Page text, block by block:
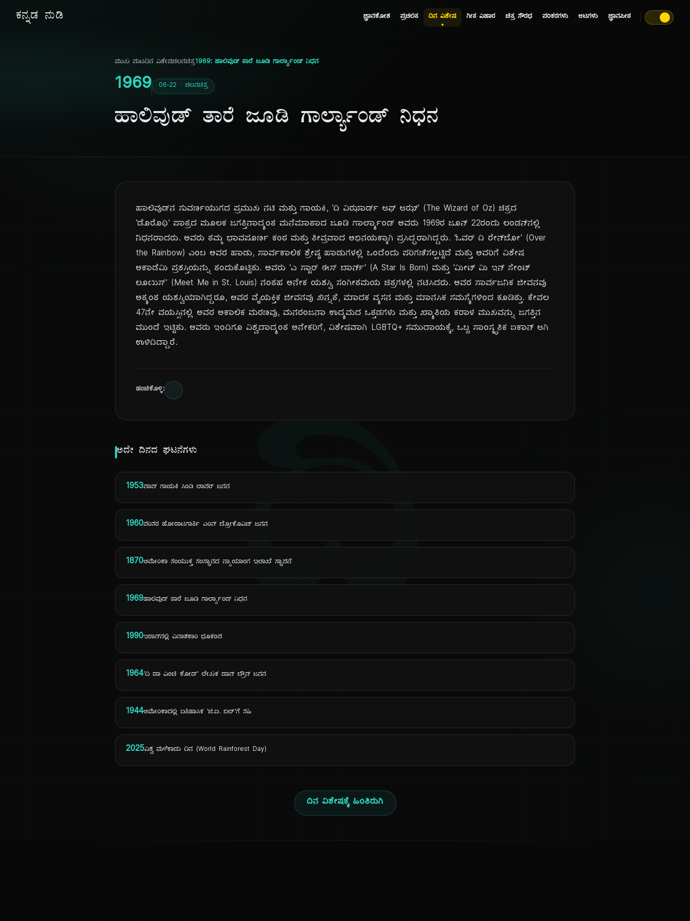
ಕನ್ನಡ ನುಡಿ ಜ್ಞಾನಕೋಶ ಪ್ರಚಲಿತ ದಿನ ವಿಶೇಷ ಗೀತ ವಿಹಾರ ಚಿತ್ರ ಸೌರಭ ಪರಿಕರಗಳು ಆಟಗಳು ಜ್ಞಾನಪೀಠ
ದಿ
ಮುಖ ಪುಟದಿನ ವಿಶೇಷಚಲನಚಿತ್ರ1969: ಹಾಲಿವುಡ್ ತಾರೆ ಜೂಡಿ ಗಾರ್ಲ್ಯಾಂಡ್ ನಿಧನ
1969 06-22 · ಚಲನಚಿತ್ರ
ಹಾಲಿವುಡ್ ತಾರೆ ಜೂಡಿ ಗಾರ್ಲ್ಯಾಂಡ್ ನಿಧನ
ಹಾಲಿವುಡ್‌ನ ಸುವರ್ಣಯುಗದ ಪ್ರಮುಖ ನಟಿ ಮತ್ತು ಗಾಯಕಿ, 'ದಿ ವಿಝಾರ್ಡ್ ಆಫ್ ಆಝ್' (The Wizard of Oz) ಚಿತ್ರದ
'ಡೊರೊಥಿ' ಪಾತ್ರದ ಮೂಲಕ ಜಗತ್ತಿನಾದ್ಯಂತ ಮನೆಮಾತಾದ ಜೂಡಿ ಗಾರ್ಲ್ಯಾಂಡ್ ಅವರು 1969ರ ಜೂನ್ 22ರಂದು ಲಂಡನ್‌ನಲ್ಲಿ
ನಿಧನರಾದರು. ಅವರು ತಮ್ಮ ಭಾವಪೂರ್ಣ ಕಂಠ ಮತ್ತು ತೀವ್ರವಾದ ಅಭಿನಯಕ್ಕಾಗಿ ಪ್ರಸಿದ್ಧರಾಗಿದ್ದರು. 'ಓವರ್ ದಿ ರೇನ್‌ಬೋ' (Over
the Rainbow) ಎಂಬ ಅವರ ಹಾಡು, ಸಾರ್ವಕಾಲಿಕ ಶ್ರೇಷ್ಠ ಹಾಡುಗಳಲ್ಲಿ ಒಂದೆಂದು ಪರಿಗಣಿಸಲ್ಪಟ್ಟಿದೆ ಮತ್ತು ಅವರಿಗೆ ವಿಶೇಷ
ಅಕಾಡೆಮಿ ಪ್ರಶಸ್ತಿಯನ್ನು ತಂದುಕೊಟ್ಟಿತು. ಅವರು 'ಎ ಸ್ಟಾರ್ ಈಸ್ ಬಾರ್ನ್' (A Star Is Born) ಮತ್ತು 'ಮೀಟ್ ಮಿ ಇನ್ ಸೇಂಟ್
ಲೂಯಿಸ್' (Meet Me in St. Louis) ನಂತಹ ಅನೇಕ ಯಶಸ್ವಿ ಸಂಗೀತಮಯ ಚಿತ್ರಗಳಲ್ಲಿ ನಟಿಸಿದರು. ಅವರ ಸಾರ್ವಜನಿಕ ಜೀವನವು
ಅತ್ಯಂತ ಯಶಸ್ವಿಯಾಗಿದ್ದರೂ, ಅವರ ವೈಯಕ್ತಿಕ ಜೀವನವು ಖಿನ್ನತೆ, ಮಾದಕ ವ್ಯಸನ ಮತ್ತು ಮಾನಸಿಕ ಸಮಸ್ಯೆಗಳಿಂದ ಕೂಡಿತ್ತು. ಕೇವಲ
47ನೇ ವಯಸ್ಸಿನಲ್ಲಿ ಅವರ ಅಕಾಲಿಕ ಮರಣವು, ಮನರಂಜನಾ ಉದ್ಯಮದ ಒತ್ತಡಗಳು ಮತ್ತು ಖ್ಯಾತಿಯ ಕರಾಳ ಮುಖವನ್ನು ಜಗತ್ತಿನ
ಮುಂದೆ ಇಟ್ಟಿತು. ಅವರು ಇಂದಿಗೂ ವಿಶ್ವದಾದ್ಯಂತ ಅನೇಕರಿಗೆ, ವಿಶೇಷವಾಗಿ LGBTQ+ ಸಮುದಾಯಕ್ಕೆ, ಒಬ್ಬ ಸಾಂಸ್ಕೃತಿಕ ಐಕಾನ್ ಆಗಿ
ಉಳಿದಿದ್ದಾರೆ.
ಹಂಚಿಕೊಳ್ಳಿ:
ಅದೇ ದಿನದ ಘಟನೆಗಳು
1953ಪಾಪ್ ಗಾಯಕಿ ಸಿಂಡಿ ಲಾಪರ್ ಜನನ
1960ಪರಿಸರ ಹೋರಾಟಗಾರ್ತಿ ಎರಿನ್ ಬ್ರೋಕೊವಿಚ್ ಜನನ
1870ಅಮೇರಿಕಾ ಸಂಯುಕ್ತ ಸಂಸ್ಥಾನದ ನ್ಯಾಯಾಂಗ ಇಲಾಖೆ ಸ್ಥಾಪನೆ
1969ಹಾಲಿವುಡ್ ತಾರೆ ಜೂಡಿ ಗಾರ್ಲ್ಯಾಂಡ್ ನಿಧನ
1990ಇರಾನ್‌ನಲ್ಲಿ ವಿನಾಶಕಾರಿ ಭೂಕಂಪ
1964'ದಿ ಡಾ ವಿಂಚಿ ಕೋಡ್' ಲೇಖಕ ಡಾನ್ ಬ್ರೌನ್ ಜನನ
1944ಅಮೇರಿಕಾದಲ್ಲಿ ಐತಿಹಾಸಿಕ 'ಜಿ.ಐ. ಬಿಲ್'ಗೆ ಸಹಿ
2025ವಿಶ್ವ ಮಳೆಕಾಡು ದಿನ (World Rainforest Day)
ದಿನ ವಿಶೇಷಕ್ಕೆ ಹಿಂತಿರುಗಿ